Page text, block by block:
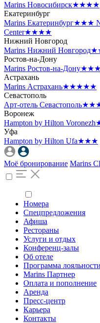
Marins Новосибирск★★★★
Екатеринбург
Marins Екатеринбург★★★
Center★★★★
Нижний Новгород
Marins Нижний Новгород
Ростов-на-Дону
Marins Ростов-на-Дону★★★
Астрахань
Marins Астрахань★★★★★
Севастополь
Арт-отель Севастополь
Воронеж
Hampton by Hilton Voronezh
Уфа
Hampton by Hilton Ufa★★★
Моё бронирование Marins
Номера
Спецпредложения
Афиша
Рестораны
Услуги и отдых
Конференц-залы
Об отеле
Программа лояльности
Marins Партнер
Оплата и пополнение
Аренда
Пресс-центр
Карьера
Контакты